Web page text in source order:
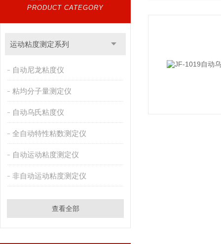
PRODUCT CATEGORY
运动粘度测定系列
自动尼龙粘度仪
粘均分子量测定仪
自动乌氏粘度仪
全自动特性粘数测定仪
自动运动粘度测定仪
非自动运动粘度测定仪
查看全部